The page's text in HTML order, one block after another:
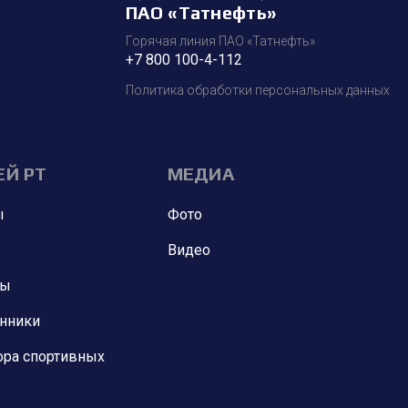
ПАО «Татнефть»
Горячая линия ПАО «Татнефть»
+7 800 100-4-112
Политика обработки персональных данных
РТ
спортивных
МЕДИА
Фото
Видео